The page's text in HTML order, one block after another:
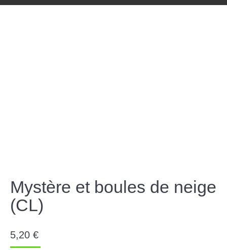
Mystère et boules de neige
(CL)
5,20 €